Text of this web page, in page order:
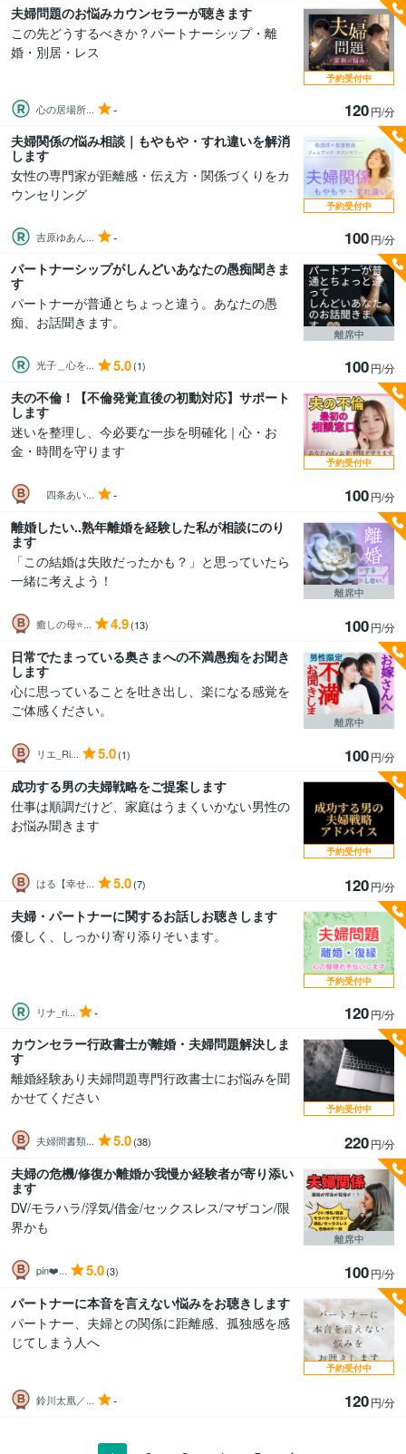
夫婦問題のお悩みカウンセラーが聴きます
この先どうするべきか？パートナーシップ・離
婚・別居・レス
心の居場所... - 120円/分
予約受付中
夫婦関係の悩み相談｜もやもや・すれ違いを解消
します
女性の専門家が距離感・伝え方・関係づくりをカ
ウンセリング
吉原ゆあん... - 100円/分
予約受付中
パートナーシップがしんどいあなたの愚痴聞きま
す
パートナーが普通とちょっと違う。あなたの愚
痴、お話聞きます。
光子＿心を... 5.0(1) 100円/分
離席中
夫の不倫！【不倫発覚直後の初動対応】サポート
します
迷いを整理し、今必要な一歩を明確化｜心・お
金・時間を守ります
四条あい... - 100円/分
予約受付中
離婚したい..熟年離婚を経験した私が相談にのり
ます
「この結婚は失敗だったかも？」と思っていたら
一緒に考えよう！
癒しの母⭐... 4.9(13) 100円/分
離席中
日常でたまっている奥さまへの不満愚痴をお聞き
します
心に思っていることを吐き出し、楽になる感覚を
ご体感ください。
リエ_Ri... 5.0(1) 100円/分
離席中
成功する男の夫婦戦略をご提案します
仕事は順調だけど、家庭はうまくいかない男性の
お悩み聞きます
はる【幸せ... 5.0(7) 120円/分
予約受付中
夫婦・パートナーに関するお話しお聴きします
優しく、しっかり寄り添りそいます。
リナ_ri... - 120円/分
予約受付中
カウンセラー行政書士が離婚・夫婦問題解決しま
す
離婚経験あり夫婦問題専門行政書士にお悩みを聞
かせてください
夫婦間書類... 5.0(38) 220円/分
予約受付中
夫婦の危機/修復か離婚か我慢か経験者が寄り添い
ます
DV/モラハラ/浮気/借金/セックスレス/マザコン/限
界かも
pin❤️... 5.0(3) 100円/分
離席中
パートナーに本音を言えない悩みをお聴きします
パートナー、夫婦との関係に距離感、孤独感を感
じてしまう人へ
鈴川太凰／... - 120円/分
予約受付中